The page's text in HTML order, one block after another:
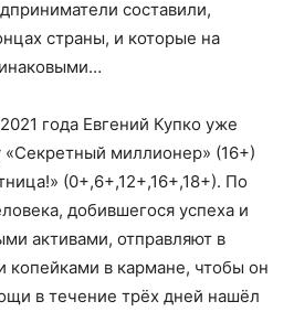
составили,
страны, и которые на
года Евгений Купко уже
«Секретный миллионер» (16+)
(0+,6+,12+,16+,18+). По
добившегося успеха и
активами, отправляют в
копейками в кармане, чтобы он
в течение трёх дней нашёл